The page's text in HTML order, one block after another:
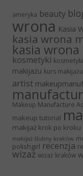
ameryka beauty
wrona Kasia
kasia wrona
kasia
kosmetyki
makijażu kurs
artist
Makeup Manufacture
makeup tutorial
makijaż krok po kroku
makijaż ślubny kraków
polishgirl recenzja
wizaż wizaż kraków